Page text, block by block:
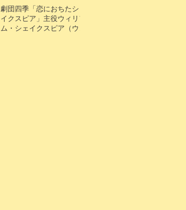
劇団四季「恋におちたシェ
イクスピア」主役ウィリア
ム・シェイクスピア（ウィ